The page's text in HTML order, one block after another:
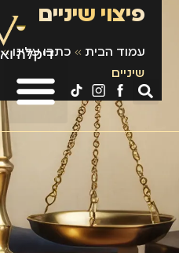
פיצוי שיניים
עמוד הבית» כתבו עלינו»
שיניים